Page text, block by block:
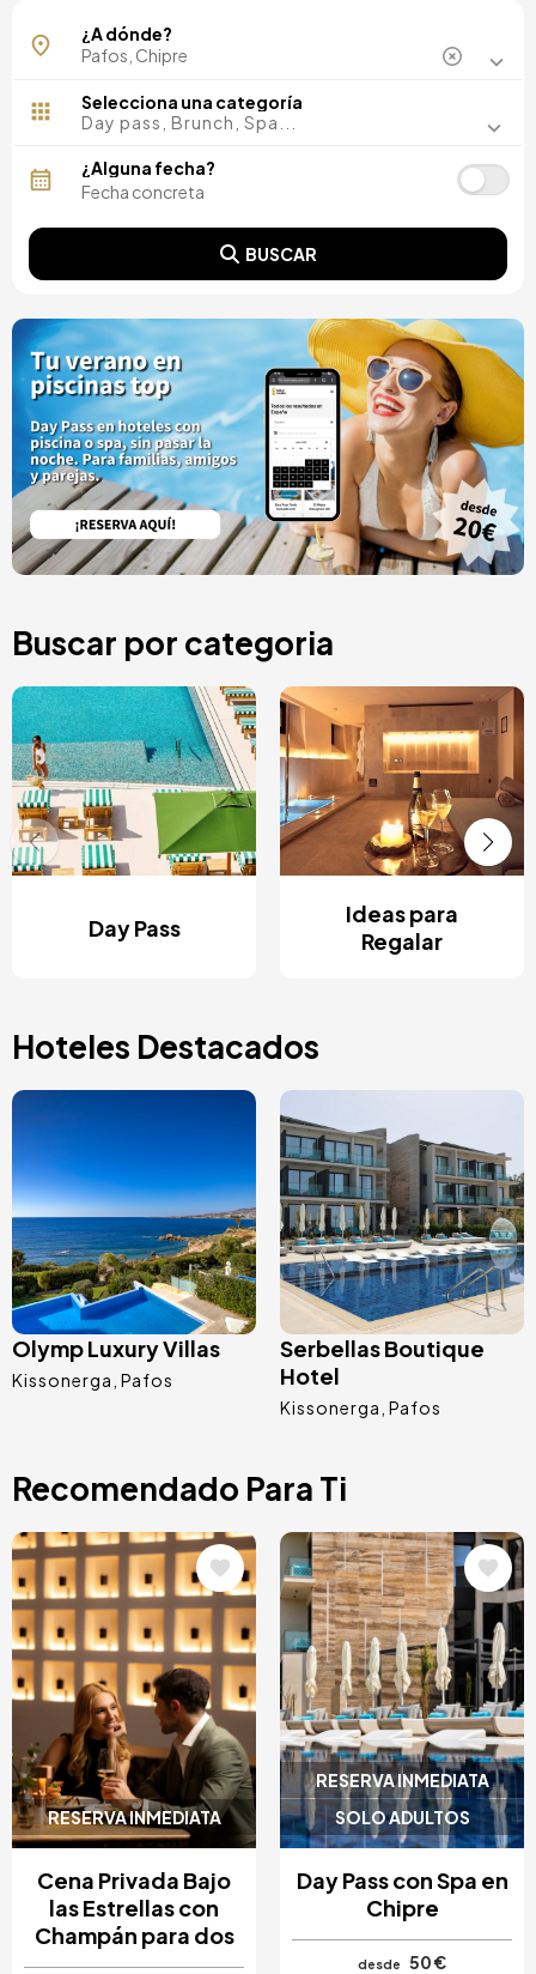
Kissonerga
¿A dónde?
Selecciona una categoría
Day pass, Brunch, Spa...
¿Alguna fecha?
BUSCAR
Buscar por categoria
Day Pass
Ideas para
Regalar
Hoteles Destacados
Image
Olymp Luxury Villas
Kissonerga Pafos
Image
Serbellas Boutique
Hotel
Kissonerga Pafos
Recomendado Para Ti
RESERVA INMEDIATA
Image
Cena Privada Bajo
las Estrellas con
Champán para dos
RESERVA INMEDIATA
SOLO ADULTOS
Image
Day Pass con Spa en
Chipre
desde 50 €